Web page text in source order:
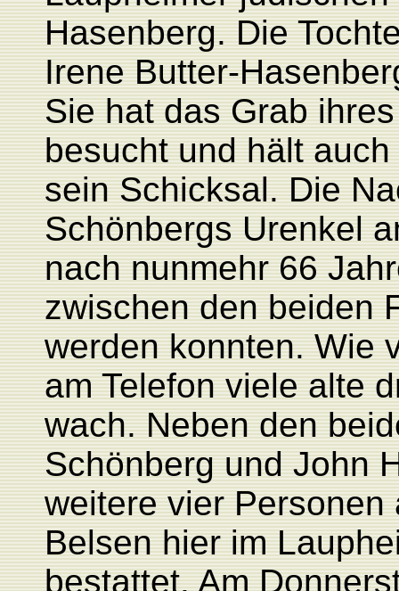
Hasenberg. Die
Irene Butter-
Sie hat das Grab
besucht und hält
sein Schicksal. Die
Schönbergs Urenkel
nach nunmehr 66
zwischen den beiden
werden konnten. Wie
am Telefon viele alte
wach. Neben den
Schönberg und John
weitere vier
Belsen hier im
bestattet. Am